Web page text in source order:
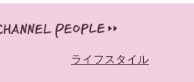
ライフスタイル